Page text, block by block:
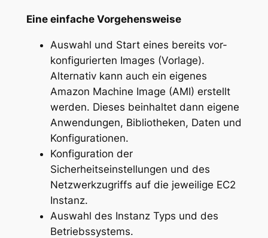
Eine einfache Vorgehensweise
Auswahl und Start eines bereits vor-
konfigurierten Images (Vorlage).
Alternativ kann auch ein eigenes
Amazon Machine Image (AMI) erstellt
werden. Dieses beinhaltet dann eigene
Anwendungen, Bibliotheken, Daten und
Konfigurationen.
Konfiguration der
Sicherheitseinstellungen und des
Netzwerkzugriffs auf die jeweilige EC2
Instanz.
Auswahl des Instanz Typs und des
Betriebssystems.